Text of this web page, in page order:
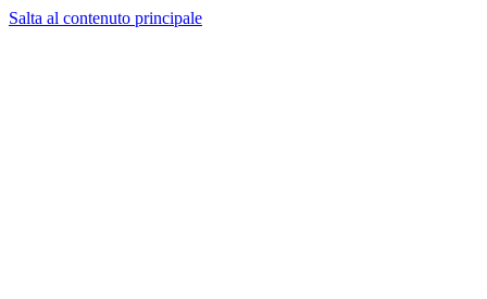
Salta al contenuto principale